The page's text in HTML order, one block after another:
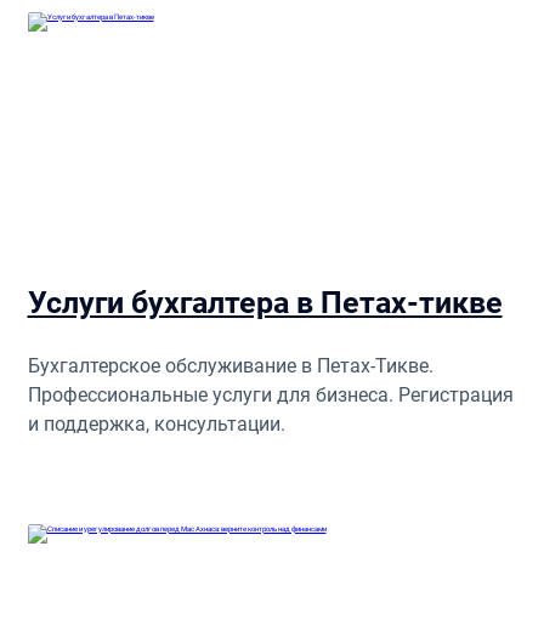
Услуги бухгалтера в Петах-тикве
Бухгалтерское обслуживание в Петах-Тикве.
Профессиональные услуги для бизнеса. Регистрация
и поддержка, консультации.